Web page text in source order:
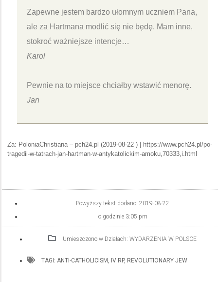
Zapewne jestem bardzo ułomnym uczniem Pana,
ale za Hartmana modlić się nie będę. Mam inne,
stokroć ważniejsze intencje…
Karol
Pewnie na to miejsce chciałby wstawić menorę.
Jan
Za: PoloniaChristiana – pch24.pl (2019-08-22 ) | https://www.pch24.pl/po-
tragedii-w-tatrach-jan-hartman-w-antykatolickim-amoku,70333,i.html
Powyższy tekst dodano: 2019-08-22
o godzinie 3:05 pm
Umieszczono w Działach: WYDARZENIA W POLSCE
TAGI: ANTI-CATHOLICISM , IV RP, REVOLUTIONARY JEW